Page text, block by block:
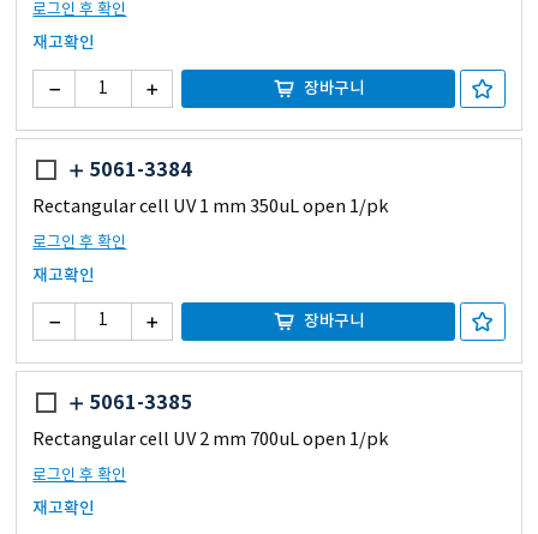
로그인 후 확인
재고확인
장바구니
5061-3384
Rectangular cell UV 1 mm 350uL open 1/pk
로그인 후 확인
재고확인
장바구니
5061-3385
Rectangular cell UV 2 mm 700uL open 1/pk
로그인 후 확인
재고확인